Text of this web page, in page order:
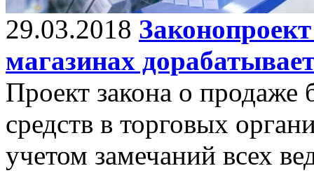
29.03.2018
магазинах
Проект закона о продаже
средств в торговых
учетом замечаний всех